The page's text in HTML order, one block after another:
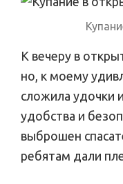
К вечеру в
но, к моему
сложила удочки
удобства и
выброшен
ребятам дали